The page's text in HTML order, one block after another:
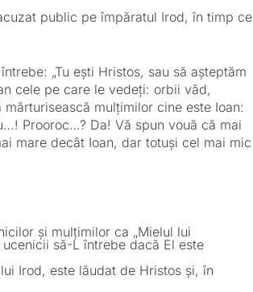
public pe împăratul Irod, în timp ce
„Tu ești Hristos, sau să așteptăm
cele pe care le vedeți: orbii văd,
mulțimilor cine este Ioan:
Prooroc…? Da! Vă spun vouă că mai
mare decât Ioan, dar totuși cel mai mic
și mulțimilor ca „Mielul lui
să-L întrebe dacă El este
Irod, este lăudat de Hristos și, în